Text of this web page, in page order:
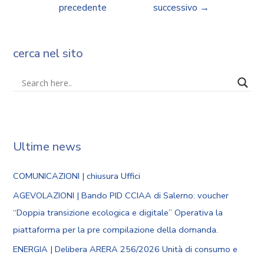
precedente
successivo →
cerca nel sito
Ultime news
COMUNICAZIONI | chiusura Uffici
AGEVOLAZIONI | Bando PID CCIAA di Salerno: voucher
“Doppia transizione ecologica e digitale” Operativa la
piattaforma per la pre compilazione della domanda.
ENERGIA | Delibera ARERA 256/2026 Unità di consumo e